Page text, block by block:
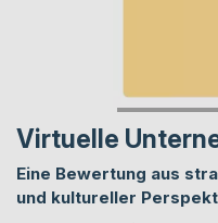
Virtuelle
Eine Bewertung aus
und kultureller